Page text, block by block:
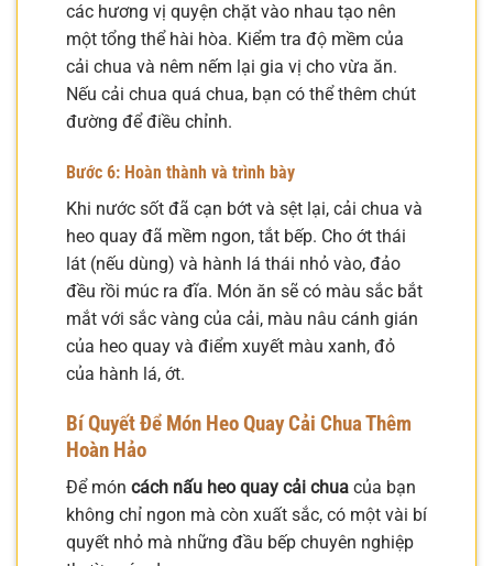
các hương vị quyện chặt vào nhau tạo nên
một tổng thể hài hòa. Kiểm tra độ mềm của
cải chua và nêm nếm lại gia vị cho vừa ăn.
Nếu cải chua quá chua, bạn có thể thêm chút
đường để điều chỉnh.
Bước 6: Hoàn thành và trình bày
Khi nước sốt đã cạn bớt và sệt lại, cải chua và
heo quay đã mềm ngon, tắt bếp. Cho ớt thái
lát (nếu dùng) và hành lá thái nhỏ vào, đảo
đều rồi múc ra đĩa. Món ăn sẽ có màu sắc bắt
mắt với sắc vàng của cải, màu nâu cánh gián
của heo quay và điểm xuyết màu xanh, đỏ
của hành lá, ớt.
Bí Quyết Để Món Heo Quay Cải Chua Thêm
Hoàn Hảo
Để món cách nấu heo quay cải chua của bạn
không chỉ ngon mà còn xuất sắc, có một vài bí
quyết nhỏ mà những đầu bếp chuyên nghiệp